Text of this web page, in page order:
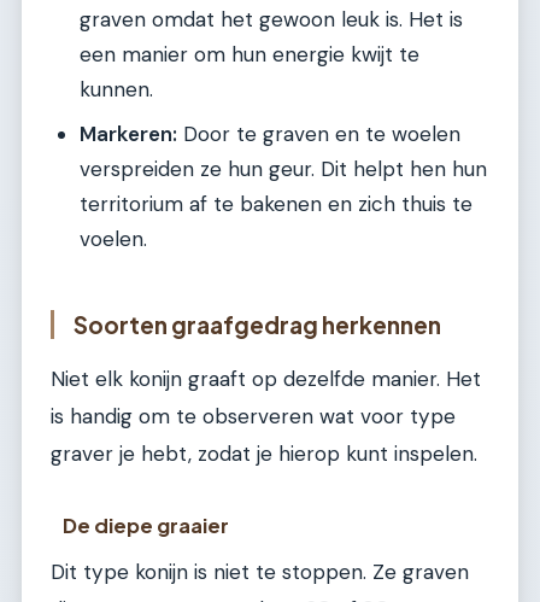
graven omdat het gewoon leuk is. Het is
een manier om hun energie kwijt te
kunnen.
Markeren: Door te graven en te woelen
verspreiden ze hun geur. Dit helpt hen hun
territorium af te bakenen en zich thuis te
voelen.
Soorten graafgedrag herkennen
Niet elk konijn graaft op dezelfde manier. Het
is handig om te observeren wat voor type
graver je hebt, zodat je hierop kunt inspelen.
De diepe graaier
Dit type konijn is niet te stoppen. Ze graven